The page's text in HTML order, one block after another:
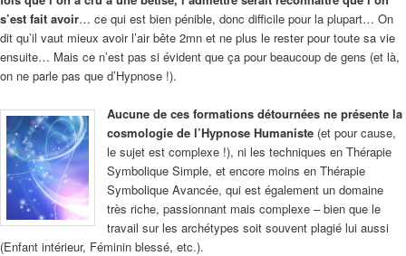
s’est fait avoir… ce qui est bien pénible, donc difficile pour la plupart… On
dit qu’il vaut mieux avoir l’air bête 2mn et ne plus le rester pour toute sa vie
ensuite… Mais ce n’est pas si évident que ça pour beaucoup de gens (et là,
on ne parle pas que d’Hypnose !).
Aucune de ces formations détournées ne présente la
cosmologie de l’Hypnose Humaniste (et pour cause,
le sujet est complexe !), ni les techniques en Thérapie
Symbolique Simple, et encore moins en Thérapie
Symbolique Avancée, qui est également un domaine
très riche, passionnant mais complexe – bien que le
travail sur les archétypes soit souvent plagié lui aussi
(Enfant intérieur, Féminin blessé, etc.).